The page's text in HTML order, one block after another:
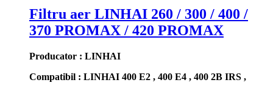
Filtru aer LINHAI 260 / 300 / 400 /
370 PROMAX / 420 PROMAX
Producator : LINHAI
Compatibil : LINHAI 400 E2 , 400 E4 , 400 2B IRS ,